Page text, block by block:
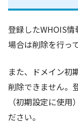
登録したWHOIS
場合は削除を行っ
また、ドメイン初
削除できません。
（初期設定に使
ださい。